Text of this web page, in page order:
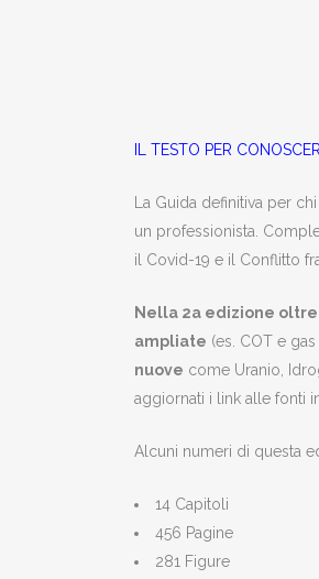
IL TESTO PER
La Guida definitiva per
un professionista.
il Covid-19 e il Conflitto
Nella 2a edizione oltre
ampliate (es. COT e
nuove come Uranio,
aggiornati i link alle fonti
Alcuni numeri di questa
14 Capitoli
456 Pagine
281 Figure